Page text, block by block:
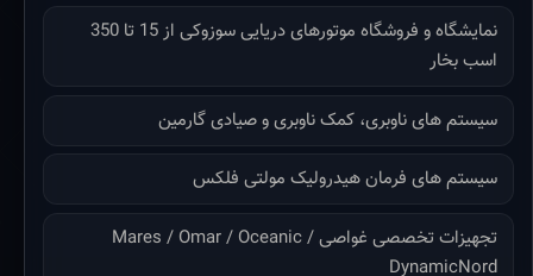
نمایشگاه و فروشگاه موتورهای دریایی سوزوکی از 15 تا 350
اسب بخار
سیستم های ناوبری، کمک ناوبری و صیادی گارمین
سیستم های فرمان هیدرولیک مولتی فلکس
تجهیزات تخصصی غواصی Mares / Omar / Oceanic /
DynamicNord